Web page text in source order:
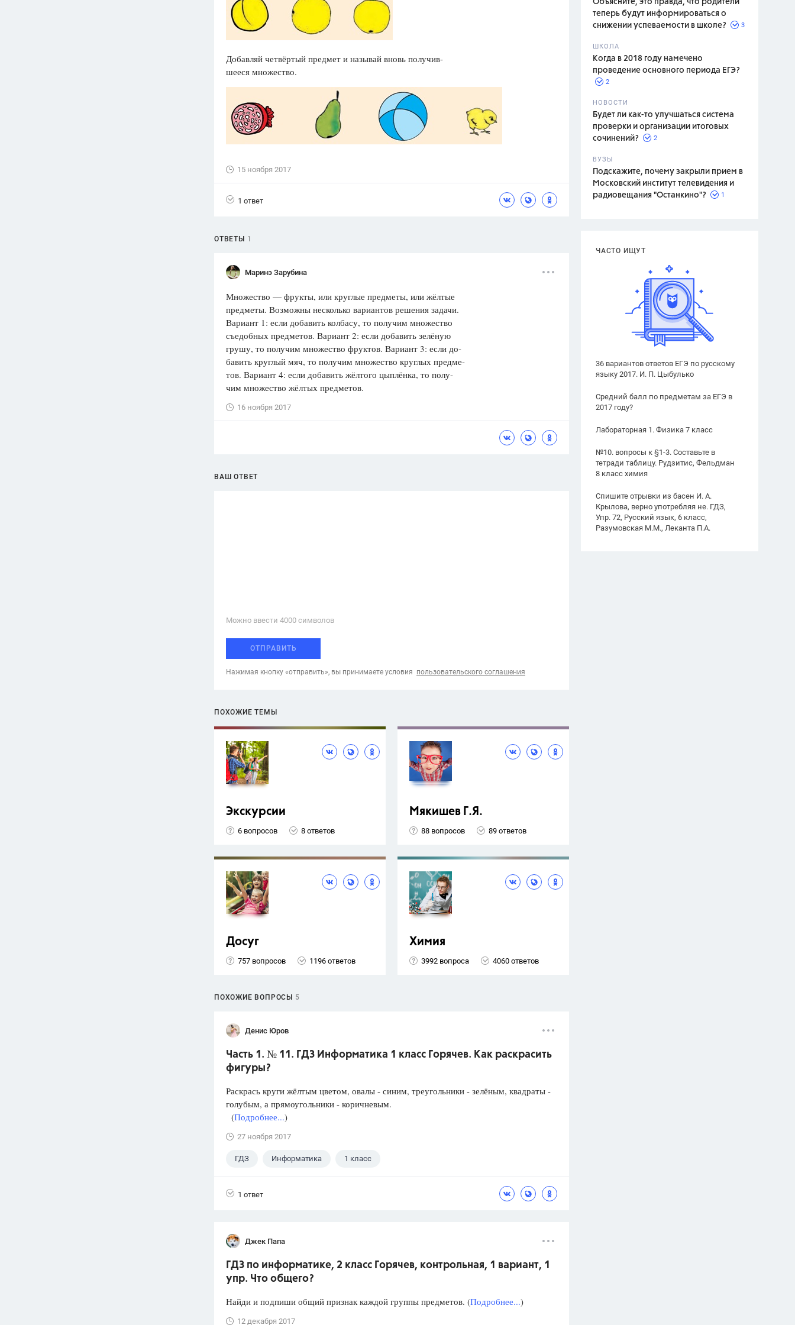
Вузы
ответа
ответа
Spotlight
ответов
Объясните, это правда, что родители
теперь будут информироваться о
снижении успеваемости в школе?
3
ШКОЛА
Когда в 2018 году намечено
проведение основного периода ЕГЭ?
2
НОВОСТИ
Будет ли как-то улучшаться система
проверки и организации итоговых
сочинений?
2
ВУЗЫ
Подскажите, почему закрыли прием в
Московский институт телевидения и
радиовещания "Останкино"?
1
ЧАСТО ИЩУТ
36 вариантов ответов ЕГЭ по русскому
языку 2017. И. П. Цыбулько
Средний балл по предметам за ЕГЭ в
2017 году?
Лабораторная 1. Физика 7 класс
№10. вопросы к §1-3. Составьте в
тетради таблицу. Рудзитис, Фельдман
8 класс химия
Спишите отрывки из басен И. А.
Крылова, верно употребляя не. ГДЗ,
Упр. 72, Русский язык, 6 класс,
Разумовская М.М., Леканта П.А.
Добавляй четвёртый предмет и называй вновь получив-
шееся множество.
15 ноября 2017
1 ответ
ОТВЕТЫ 1
Маринэ Зарубина
Множество — фрукты, или круглые предметы, или жёлтые
предметы. Возможны несколько вариантов решения задачи.
Вариант 1: если добавить колбасу, то получим множество
съедобных предметов. Вариант 2: если добавить зелёную
грушу, то получим множество фруктов. Вариант 3: если до-
бавить круглый мяч, то получим множество круглых предме-
тов. Вариант 4: если добавить жёлтого цыплёнка, то полу-
чим множество жёлтых предметов.
16 ноября 2017
ВАШ ОТВЕТ
Можно ввести 4000 cимволов
ОТПРАВИТЬ
Нажимая кнопку «отправить», вы принимаете условия пользовательского соглашения
ПОХОЖИЕ ТЕМЫ
Экскурсии
6 вопросов 8 ответов
Мякишев Г.Я.
88 вопросов 89 ответов
Досуг
757 вопросов 1196 ответов
Химия
3992 вопроса 4060 ответов
ПОХОЖИЕ ВОПРОСЫ 5
Денис Юров
Часть 1. № 11. ГДЗ Информатика 1 класс Горячев. Как раскрасить
фигуры?
Раскрась круги жёлтым цветом, овалы - синим, треугольники - зелёным, квадраты -
голубым, а прямоугольники - коричневым.
(Подробнее...)
27 ноября 2017
ГДЗ Информатика 1 класс
1 ответ
Джек Папа
ГДЗ по информатике, 2 класс Горячев, контрольная, 1 вариант, 1
упр. Что общего?
Найди и подпиши общий признак каждой группы предметов. (Подробнее...)
12 декабря 2017